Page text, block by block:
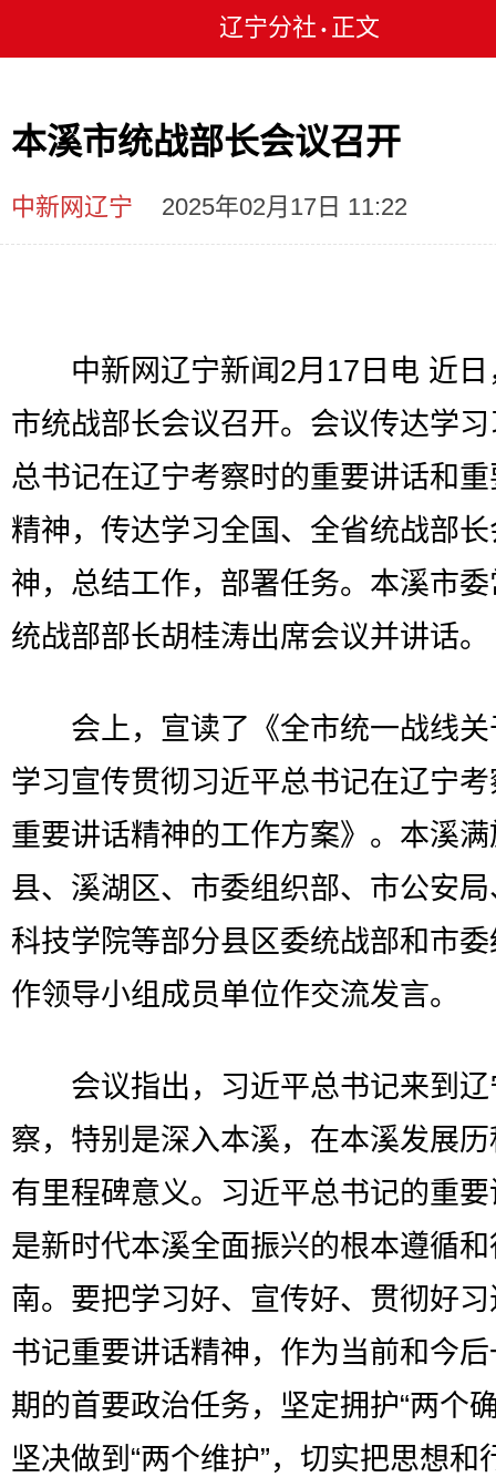
辽宁分社 • 正文
本溪市统战部长会议召开
中新网辽宁 2025年02月17日 11:22
中新网辽宁新闻2月17日电 近日
市统战部长会议召开。会议传达学
总书记在辽宁考察时的重要讲话和
精神，传达学习全国、全省统战部
神，总结工作，部署任务。本溪市
统战部部长胡桂涛出席会议并讲话。
会上，宣读了《全市统一战线关
学习宣传贯彻习近平总书记在辽宁
重要讲话精神的工作方案》。本溪
县、溪湖区、市委组织部、市公安
科技学院等部分县区委统战部和市
作领导小组成员单位作交流发言。
会议指出，习近平总书记来到辽
察，特别是深入本溪，在本溪发展
有里程碑意义。习近平总书记的重
是新时代本溪全面振兴的根本遵循
南。要把学习好、宣传好、贯彻好
书记重要讲话精神，作为当前和今
期的首要政治任务，坚定拥护“两个
坚决做到“两个维护”，切实把思想和